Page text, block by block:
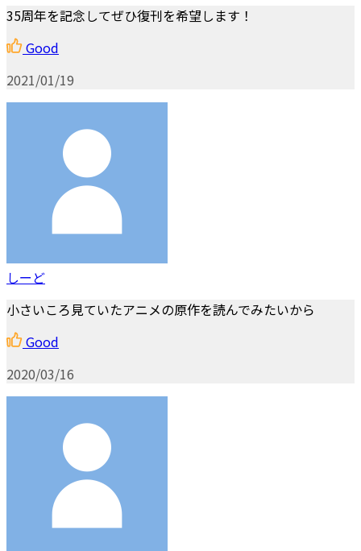
35周年を記念してぜひ復刊を希望します！
Good
2021/01/19
しーど
小さいころ見ていたアニメの原作を読んでみたいから
Good
2020/03/16